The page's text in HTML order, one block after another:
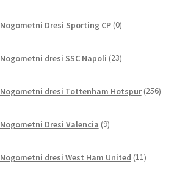
Nogometni Dresi Sporting CP 0izdelkov
Nogometni dresi SSC Napoli 23izdelkov
Nogometni dresi Tottenham Hotspur 256
Nogometni Dresi Valencia 9izdelkov
Nogometni dresi West Ham United 11izdelkov